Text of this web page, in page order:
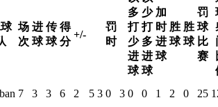
场
次
进
球
传
球
得
分
+/-
罚
时
多
打
少
进
球
少
打
多
进
球
加
时
进
球
胜
球
胜
球
罚
球
比
赛
7 3 3 6 2 5 3 0 3 0 0 1 2 0 25